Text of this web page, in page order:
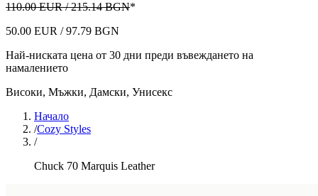
110.00 EUR / 215.14 BGN*
50.00 EUR / 97.79 BGN
Най-ниската цена от 30 дни преди въвеждането на
намалението
Високи, Мъжки, Дамски, Унисекс
Начало
/Cozy Styles
/
Chuck 70 Marquis Leather